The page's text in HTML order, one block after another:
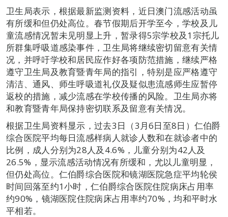
卫生局表示，根据最新监测资料，近日澳门流感活动虽
有所缓和但仍处高位。春节假期后开学至今，学校及儿
童流感情况暂未见明显上升，暂录得5宗学校及1宗托儿
所群集呼吸道感染事件，卫生局将继续密切留意有关情
况，并呼吁学校和居民应作好各项防范措施，继续严格
遵守卫生局及教育暨青年局的指引，特别是应严格遵守
清洁、通风、师生呼吸道礼仪及疑似患流感师生应暂停
返校的措施，减少流感在学校传播的风险。卫生局亦将
和教育暨青年局保持密切联系及留意有关情况。
根据卫生局资料显示，过去3日（3月6日至8日）仁伯爵
综合医院平均每日流感样病人就诊人数和在就诊者中的
比例，成人分别为28人及4.6%，儿童分别为42人及
26.5%，显示流感活动情况有所缓和，尤以儿童明显，
但仍处高位。仁伯爵综合医院和镜湖医院急症平均轮侯
时间回落至约1小时，仁伯爵综合医院住院病床占用率
约90%，镜湖医院住院病床占用率约70%，均和平时水
平相若。